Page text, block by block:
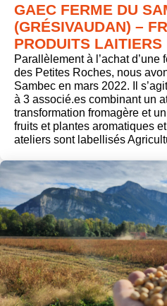
GAEC FERME DU
(GRÉSIVAUDAN) –
PRODUITS LAITIERS
Parallèlement à l’achat
des Petites Roches, nous
Sambec en mars 2022. Il
à 3 associé.es combinant un
transformation fromagère et
fruits et plantes aromatiques
ateliers sont labellisés
post